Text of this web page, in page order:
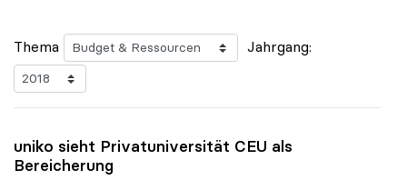
Thema Jahrgang:
uniko sieht Privatuniversität CEU als
Bereicherung